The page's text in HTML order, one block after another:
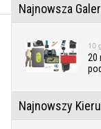
Najnowsza
10
20
Najnowszy